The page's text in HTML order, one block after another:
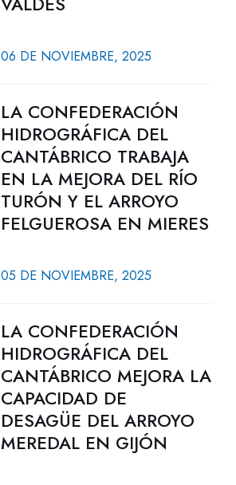
06 DE NOVIEMBRE, 2025
LA CONFEDERACIÓN
HIDROGRÁFICA DEL
CANTÁBRICO TRABAJA
EN LA MEJORA DEL RÍO
TURÓN Y EL ARROYO
FELGUEROSA EN MIERES
05 DE NOVIEMBRE, 2025
LA CONFEDERACIÓN
HIDROGRÁFICA DEL
CANTÁBRICO MEJORA LA
CAPACIDAD DE
DESAGÜE DEL ARROYO
MEREDAL EN GIJÓN